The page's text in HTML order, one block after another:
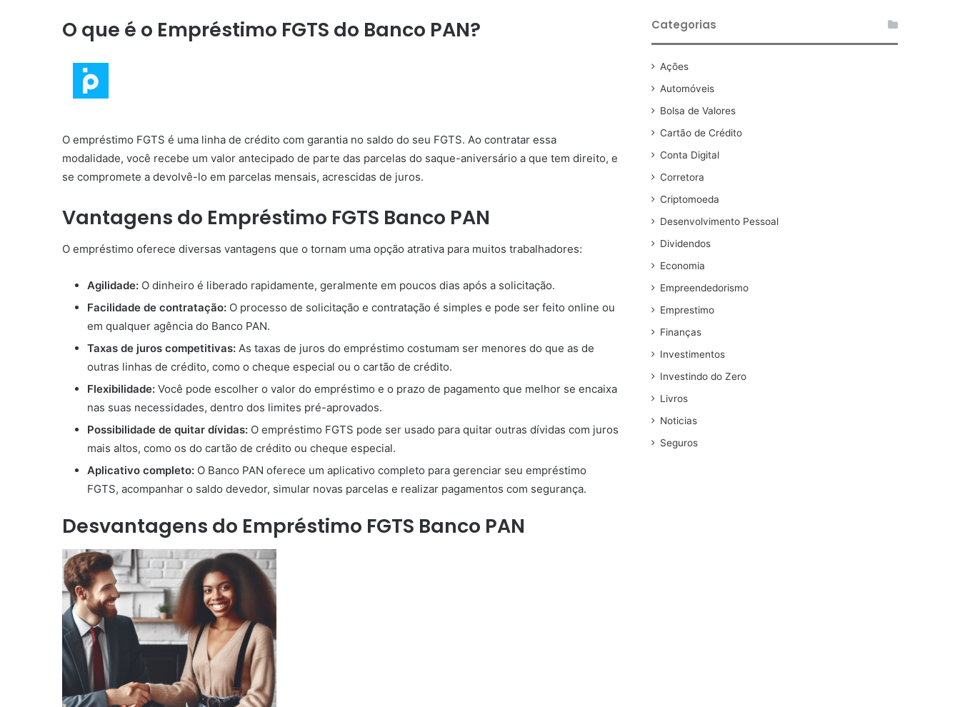
O que é o Empréstimo FGTS do Banco PAN?
O empréstimo FGTS é uma linha de crédito com garantia no saldo do seu FGTS. Ao contratar essa
modalidade, você recebe um valor antecipado de parte das parcelas do saque-aniversário a que tem direito, e
se compromete a devolvê-lo em parcelas mensais, acrescidas de juros.
Vantagens do Empréstimo FGTS Banco PAN
O empréstimo oferece diversas vantagens que o tornam uma opção atrativa para muitos trabalhadores:
Agilidade: O dinheiro é liberado rapidamente, geralmente em poucos dias após a solicitação.
Facilidade de contratação: O processo de solicitação e contratação é simples e pode ser feito online ou
em qualquer agência do Banco PAN.
Taxas de juros competitivas: As taxas de juros do empréstimo costumam ser menores do que as de
outras linhas de crédito, como o cheque especial ou o cartão de crédito.
Flexibilidade: Você pode escolher o valor do empréstimo e o prazo de pagamento que melhor se encaixa
nas suas necessidades, dentro dos limites pré-aprovados.
Possibilidade de quitar dívidas: O empréstimo FGTS pode ser usado para quitar outras dívidas com juros
mais altos, como os do cartão de crédito ou cheque especial.
Aplicativo completo: O Banco PAN oferece um aplicativo completo para gerenciar seu empréstimo
FGTS, acompanhar o saldo devedor, simular novas parcelas e realizar pagamentos com segurança.
Desvantagens do Empréstimo FGTS Banco PAN
Categorias
Ações
Automóveis
Bolsa de Valores
Cartão de Crédito
Conta Digital
Corretora
Criptomoeda
Desenvolvimento Pessoal
Dividendos
Economia
Empreendedorismo
Emprestimo
Finanças
Investimentos
Investindo do Zero
Livros
Noticias
Seguros